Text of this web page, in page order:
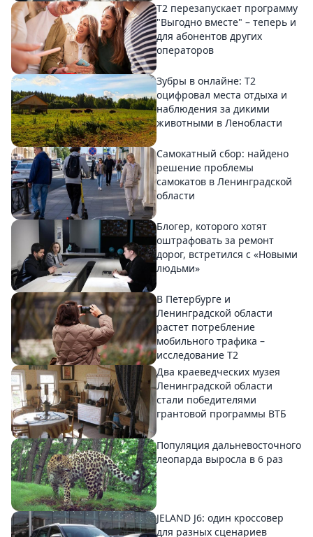
Т2 перезапускает программу
"Выгодно вместе" – теперь и
для абонентов других
операторов
Зубры в онлайне: Т2
оцифровал места отдыха и
наблюдения за дикими
животными в Ленобласти
Самокатный сбор: найдено
решение проблемы
самокатов в Ленинградской
области
Блогер, которого хотят
оштрафовать за ремонт
дорог, встретился с «Новыми
людьми»
В Петербурге и
Ленинградской области
растет потребление
мобильного трафика –
исследование T2
Два краеведческих музея
Ленинградской области
стали победителями
грантовой программы ВТБ
Популяция дальневосточного
леопарда выросла в 6 раз
JELAND J6: один кроссовер
для разных сценариев